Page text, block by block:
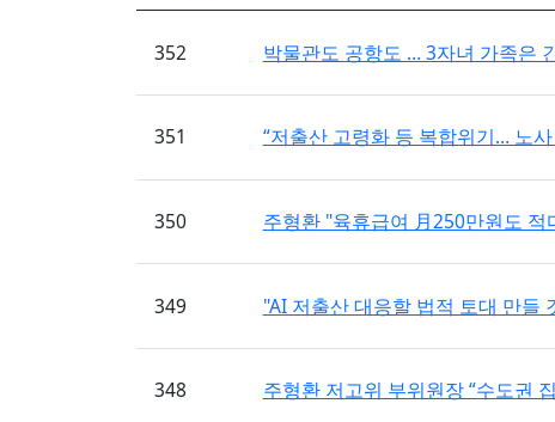
352 박물관도 공항도 … 3자녀 가족은
351 “저출산 고령화 등 복합위기… 노
350 주형환 "육휴급여 月250만원도
349 "AI 저출산 대응할 법적 토대 만들
348 주형환 저고위 부위원장 “수도권